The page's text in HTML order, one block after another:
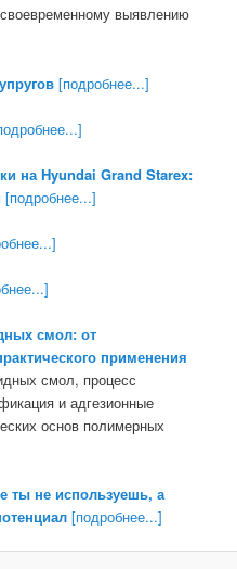
выявлению
[подробнее...]
на Hyundai Grand Starex:
[подробнее...]
смол: от
применения
смол, процесс
и адгезионные
основ полимерных
ты не используешь, а
[подробнее...]